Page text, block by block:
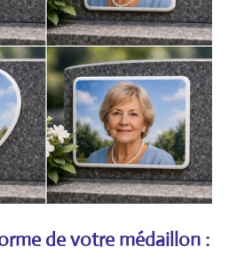
de votre médaillon :